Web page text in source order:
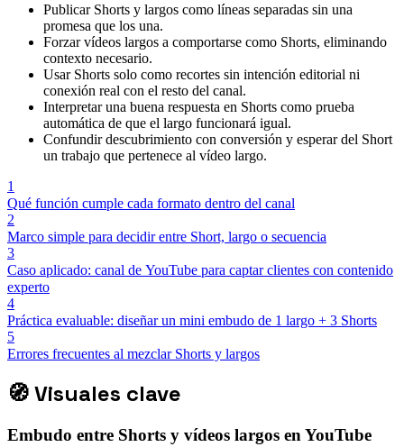
Publicar Shorts y largos como líneas separadas sin una
promesa que los una.
Forzar vídeos largos a comportarse como Shorts, eliminando
contexto necesario.
Usar Shorts solo como recortes sin intención editorial ni
conexión real con el resto del canal.
Interpretar una buena respuesta en Shorts como prueba
automática de que el largo funcionará igual.
Confundir descubrimiento con conversión y esperar del Short
un trabajo que pertenece al vídeo largo.
1
Qué función cumple cada formato dentro del canal
2
Marco simple para decidir entre Short, largo o secuencia
3
Caso aplicado: canal de YouTube para captar clientes con contenido
experto
4
Práctica evaluable: diseñar un mini embudo de 1 largo + 3 Shorts
5
Errores frecuentes al mezclar Shorts y largos
🧭Visuales clave
Embudo entre Shorts y vídeos largos en YouTube